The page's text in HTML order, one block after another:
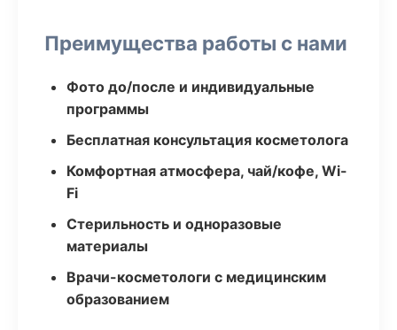
Преимущества работы с нами
Фото до/после и индивидуальные
программы
Бесплатная консультация косметолога
Комфортная атмосфера, чай/кофе, Wi-
Fi
Стерильность и одноразовые
материалы
Врачи-косметологи с медицинским
образованием